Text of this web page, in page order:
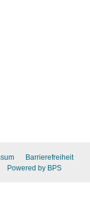
Barrierefreiheit
Powered by BPS